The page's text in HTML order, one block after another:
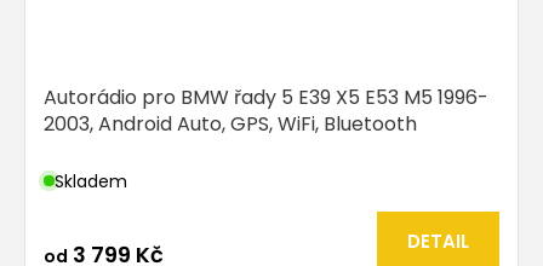
Autorádio pro BMW řady 5 E39 X5 E53 M5 1996-
2003, Android Auto, GPS, WiFi, Bluetooth
Skladem
od 3 799 Kč DETAIL